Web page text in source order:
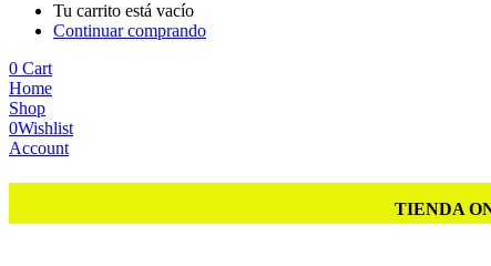
Tu carrito está vacío
Continuar comprando
0 Cart
Home
Shop
0Wishlist
Account
TIENDA